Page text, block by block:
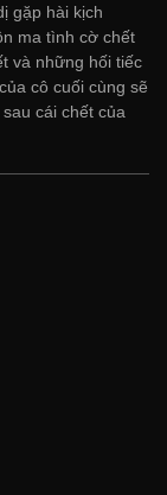
gặp hài kịch
ma tình cờ chết
và những hối tiếc
cô cuối cùng sẽ
cái chết của